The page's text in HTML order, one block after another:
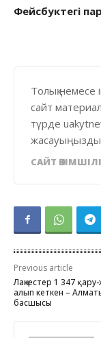
Фейсбуктегі
Толық немесе
сайт
түрде
жасауыңызды
САЙТ
Previous article
Лаңкестер 1 347
алып кеткен –
басшысы